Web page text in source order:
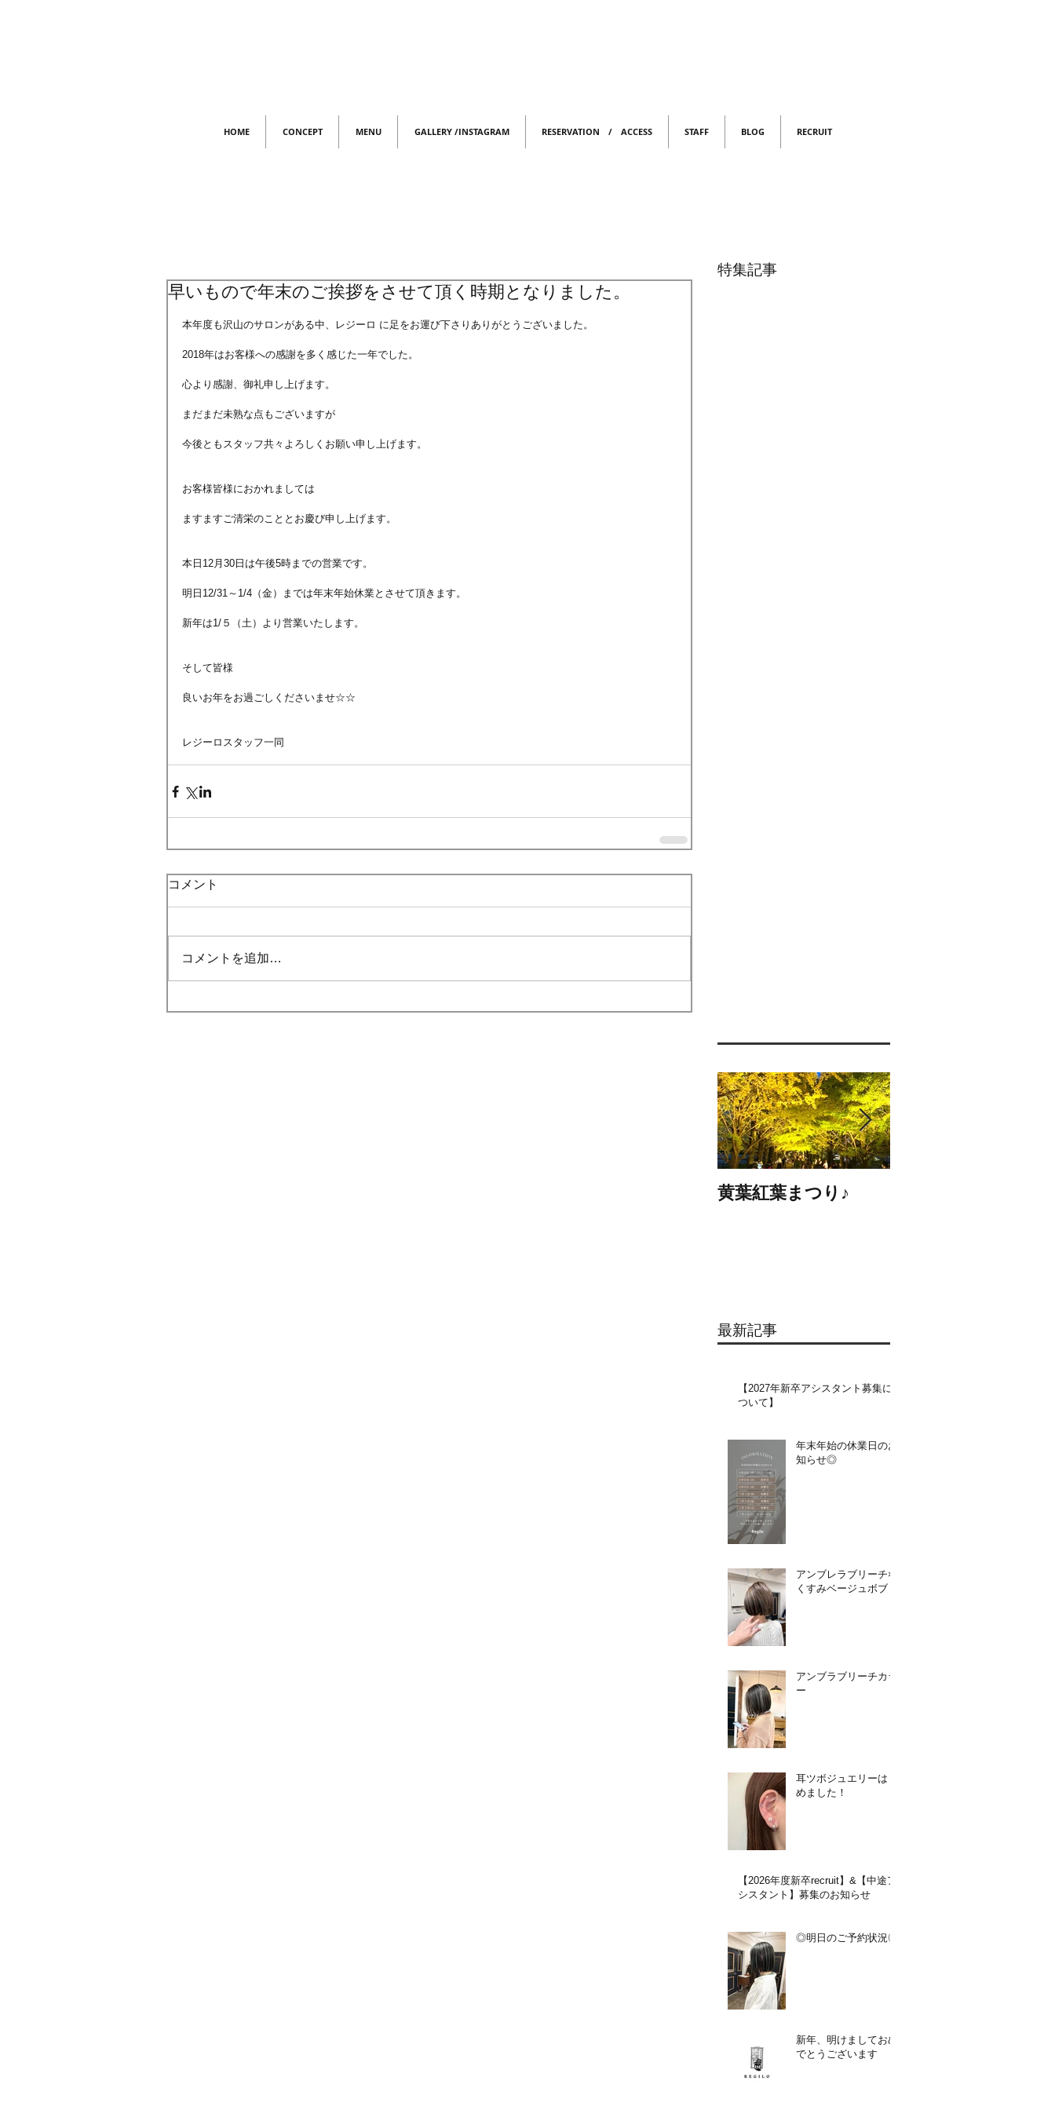
HOME CONCEPT MENU GALLERY /INSTAGRAM RESERVATION / ACCESS STAFF BLOG RECRUIT
早いもので年末のご挨拶をさせて頂く時期となりました。
本年度も沢山のサロンがある中、レジーロ に足をお運び下さりありがとうございました。
2018年はお客様への感謝を多く感じた一年でした。
心より感謝、御礼申し上げます。
まだまだ未熟な点もございますが
今後ともスタッフ共々よろしくお願い申し上げます。
お客様皆様におかれましては
ますますご清栄のこととお慶び申し上げます。
本日12月30日は午後5時までの営業です。
明日12/31～1/4（金）までは年末年始休業とさせて頂きます。
新年は1/５（土）より営業いたします。
そして皆様
良いお年をお過ごしくださいませ☆☆
レジーロスタッフ一同
コメント
コメントを追加…
特集記事
黄葉紅葉まつり♪
最新記事
【2027年新卒アシスタント募集に
ついて】​​
年末年始の休業日のお
知らせ◎
アンブレラブリーチ×
くすみベージュボブ
アンブラブリーチカラ
ー
耳ツボジュエリーはじ
めました！
【2026年度新卒recruit】&【中途ア
シスタント】募集のお知らせ
◎明日のご予約状況◎
新年、明けましておめ
でとうございます